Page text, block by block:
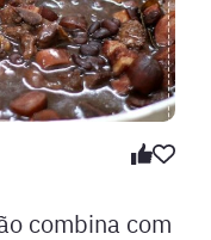
combina com